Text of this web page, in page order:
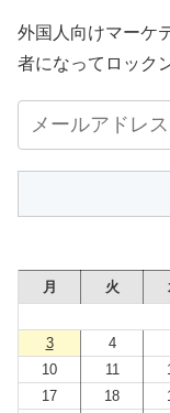
外国人向けマーケ
者になってロック
ー
ル
レ
ス
月 火
3
4
10
11
17
18